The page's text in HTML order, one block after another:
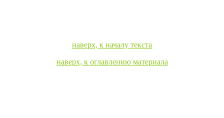
наверх, к началу текста
наверх, к оглавлению материала